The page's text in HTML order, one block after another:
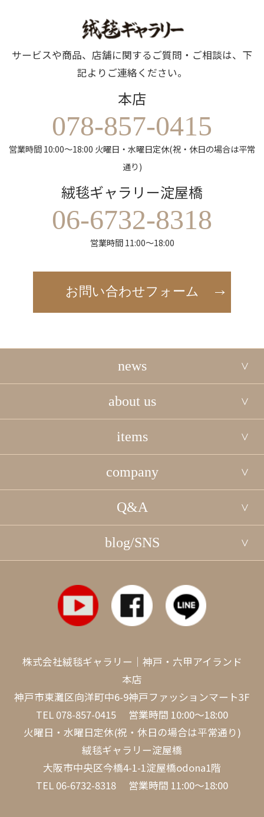
サービスや商品、店舗に関するご質問・ご相談は、下
記よりご連絡ください。
本店
078-857-0415
営業時間 10:00～18:00 火曜日・水曜日定休(祝・休日の場合は平常
通り)
絨毯ギャラリー淀屋橋
06-6732-8318
営業時間 11:00～18:00
お問い合わせフォーム
news
about us
items
company
Q&A
blog/SNS
株式会社絨毯ギャラリー｜神戸・六甲アイランド
本店
神戸市東灘区向洋町中6-9神戸ファッションマート3F
TEL 078-857-0415 営業時間 10:00～18:00
火曜日・水曜日定休(祝・休日の場合は平常通り)
絨毯ギャラリー淀屋橋
大阪市中央区今橋4-1-1淀屋橋odona1階
TEL 06-6732-8318 営業時間 11:00～18:00